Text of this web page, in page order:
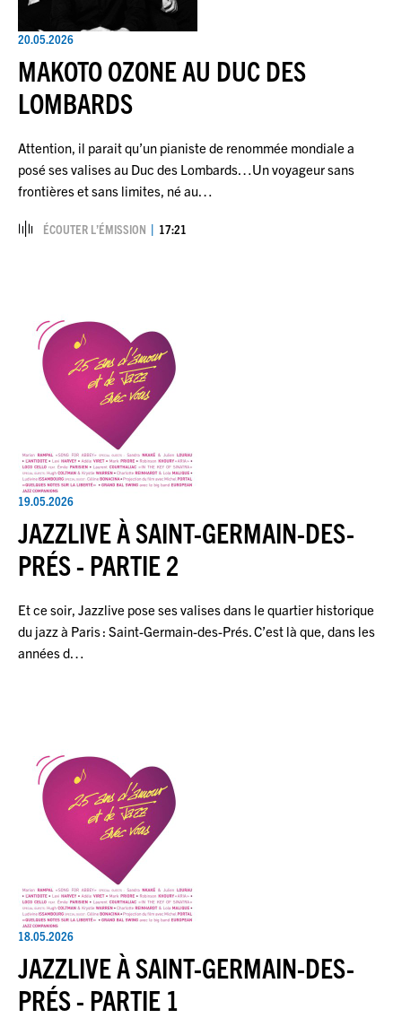
20.05.2026
MAKOTO OZONE AU DUC DES
LOMBARDS
Attention, il parait qu’un pianiste de renommée mondiale a
posé ses valises au Duc des Lombards…Un voyageur sans
frontières et sans limites, né au…
ÉCOUTER L’ÉMISSION 17:21
19.05.2026
JAZZLIVE À SAINT-GERMAIN-DES-
PRÉS - PARTIE 2
Et ce soir, Jazzlive pose ses valises dans le quartier historique
du jazz à Paris : Saint-Germain-des-Prés. C’est là que, dans les
années d…
18.05.2026
JAZZLIVE À SAINT-GERMAIN-DES-
PRÉS - PARTIE 1